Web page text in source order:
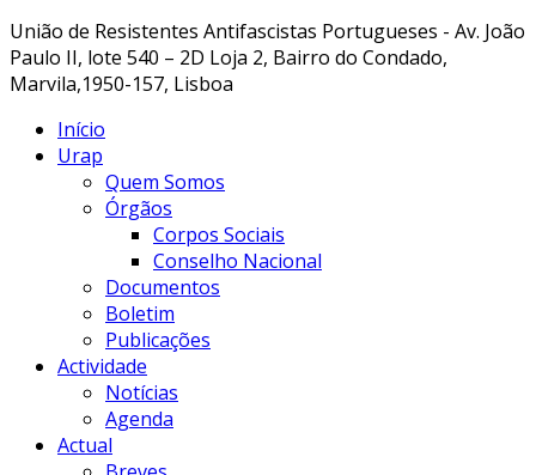
União de Resistentes Antifascistas Portugueses - Av. João
Paulo II, lote 540 – 2D Loja 2, Bairro do Condado,
Marvila,1950-157, Lisboa
Início
Urap
Quem Somos
Órgãos
Corpos Sociais
Conselho Nacional
Documentos
Boletim
Publicações
Actividade
Notícias
Agenda
Actual